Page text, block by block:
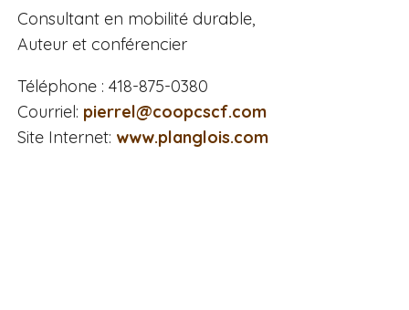
Consultant en mobilité durable,
Auteur et conférencier
Téléphone : 418-875-0380
Courriel: pierrel@coopcscf.com
Site Internet: www.planglois.com